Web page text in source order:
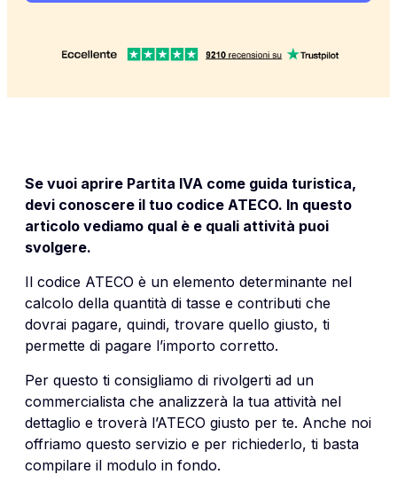
Se vuoi aprire Partita IVA come guida turistica,
devi conoscere il tuo codice ATECO. In questo
articolo vediamo qual è e quali attività puoi
svolgere.
Il codice ATECO è un elemento determinante nel
calcolo della quantità di tasse e contributi che
dovrai pagare, quindi, trovare quello giusto, ti
permette di pagare l’importo corretto.
Per questo ti consigliamo di rivolgerti ad un
commercialista che analizzerà la tua attività nel
dettaglio e troverà l’ATECO giusto per te. Anche noi
offriamo questo servizio e per richiederlo, ti basta
compilare il modulo in fondo.